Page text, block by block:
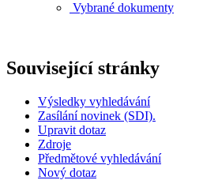
Vybrané dokumenty
Související stránky
Výsledky vyhledávání
Zasílání novinek (SDI).
Upravit dotaz
Zdroje
Předmětové vyhledávání
Nový dotaz